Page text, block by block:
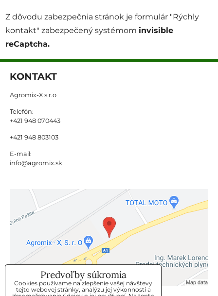
Z dôvodu zabezpečnia stránok je formulár "Rýchly
kontakt" zabezpečený systémom invisible
reCaptcha.
KONTAKT
Agromix-X s.r.o
Telefón:
+421 948 070443
+421 948 803103
E-mail:
info@agromix.sk
Predvoľby súkromia
Cookies používame na zlepšenie vašej návštevy
tejto webovej stránky, analýzu jej výkonnosti a